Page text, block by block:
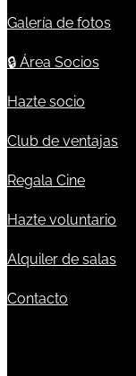
Galería de fotos
🔒 Área Socios
Hazte socio
Club de ventajas
Regala Cine
Hazte voluntario
Alquiler de salas
Contacto